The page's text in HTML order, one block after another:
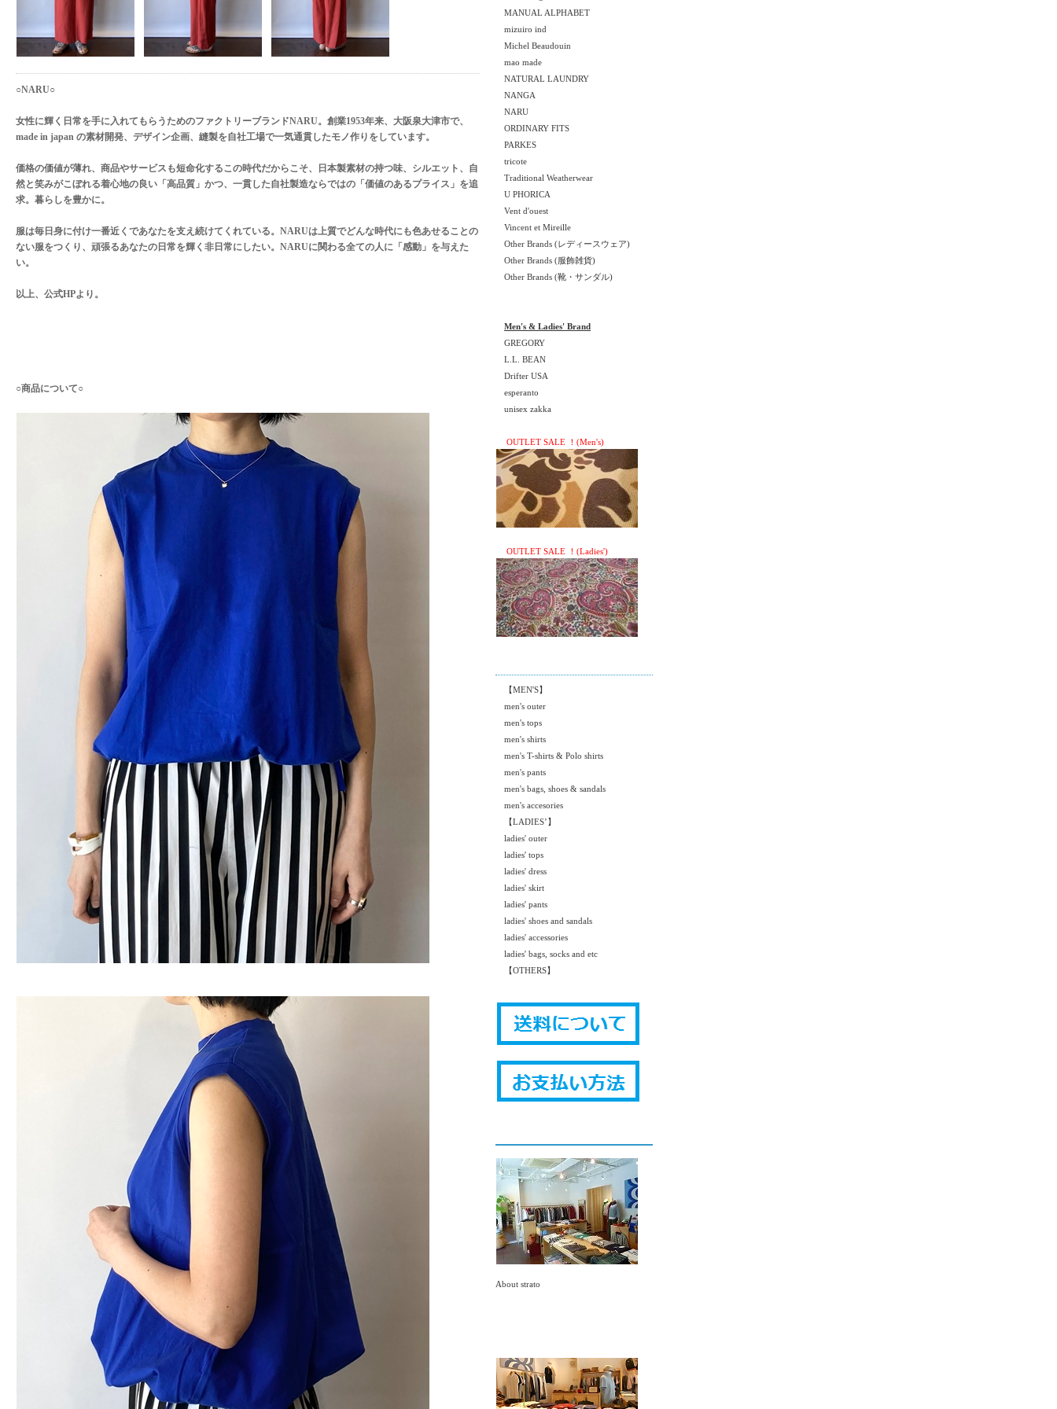
○NARU○
女性に輝く日常を手に入れてもらうためのファクトリーブランドNARU。創業1953年来、大阪泉大津市で、
made in japan の素材開発、デザイン企画、縫製を自社工場で一気通貫したモノ作りをしています。
価格の価値が薄れ、商品やサービスも短命化するこの時代だからこそ、日本製素材の持つ味、シルエット、自
然と笑みがこぼれる着心地の良い「高品質」かつ、一貫した自社製造ならではの「価値のあるプライス」を追
求。暮らしを豊かに。
服は毎日身に付け一番近くであなたを支え続けてくれている。NARUは上質でどんな時代にも色あせることの
ない服をつくり、頑張るあなたの日常を輝く非日常にしたい。NARUに関わる全ての人に「感動」を与えた
い。
以上、公式HPより。
○商品について○
MANUAL ALPHABET
mizuiro ind
Michel Beaudouin
mao made
NATURAL LAUNDRY
NANGA
NARU
ORDINARY FITS
PARKES
tricote
Traditional Weatherwear
U PHORICA
Vent d'ouest
Vincent et Mireille
Other Brands (レディースウェア)
Other Brands (服飾雑貨)
Other Brands (靴・サンダル)
Men's & Ladies' Brand
GREGORY
L.L. BEAN
Drifter USA
esperanto
unisex zakka
OUTLET SALE ！(Men's)
OUTLET SALE ！(Ladies')
【MEN'S】
men's outer
men's tops
men's shirts
men's T-shirts & Polo shirts
men's pants
men's bags, shoes & sandals
men's accesories
【LADIES’】
ladies' outer
ladies' tops
ladies' dress
ladies' skirt
ladies' pants
ladies' shoes and sandals
ladies' accessories
ladies' bags, socks and etc
【OTHERS】
About strato